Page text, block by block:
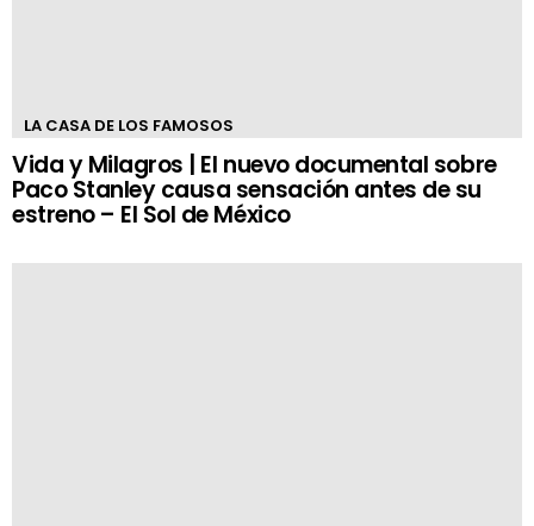
LA CASA DE LOS FAMOSOS
Vida y Milagros | El nuevo documental sobre
Paco Stanley causa sensación antes de su
estreno – El Sol de México